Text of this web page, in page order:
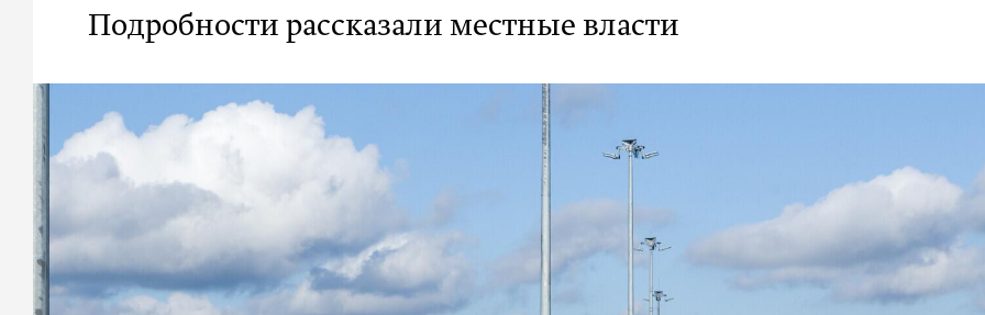
Подробности рассказали местные власти